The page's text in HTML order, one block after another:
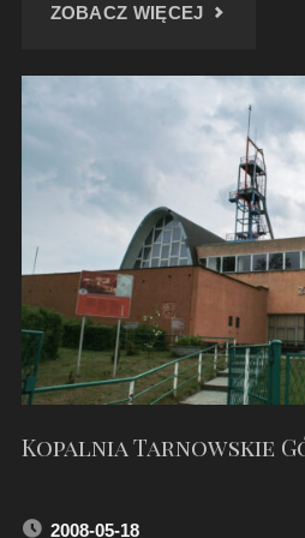
ZOBACZ WIĘCEJ"SZYB
–
MAJ
2010"
Kopalnia Tarnowskie
2008-05-18